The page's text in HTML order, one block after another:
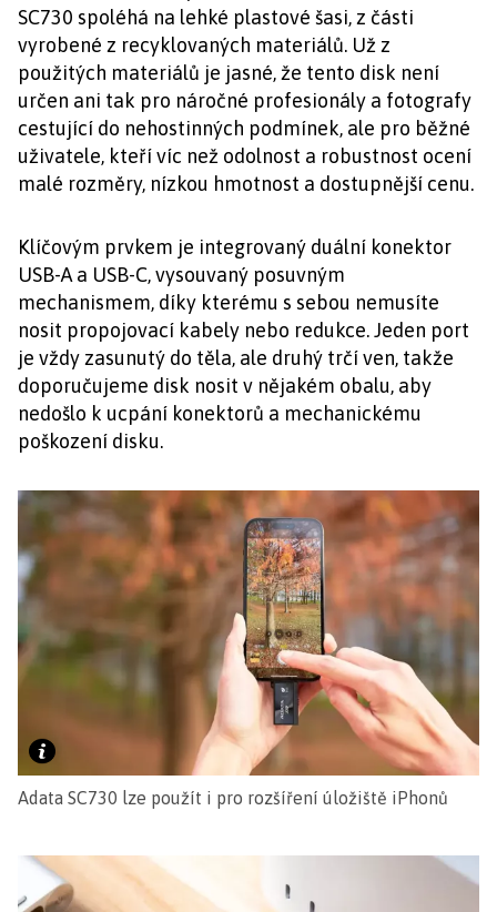
SC730 spoléhá na lehké plastové šasi, z části
vyrobené z recyklovaných materiálů. Už z
použitých materiálů je jasné, že tento disk není
určen ani tak pro náročné profesionály a fotografy
cestující do nehostinných podmínek, ale pro běžné
uživatele, kteří víc než odolnost a robustnost ocení
malé rozměry, nízkou hmotnost a dostupnější cenu.
Klíčovým prvkem je integrovaný duální konektor
USB-A a USB-C, vysouvaný posuvným
mechanismem, díky kterému s sebou nemusíte
nosit propojovací kabely nebo redukce. Jeden port
je vždy zasunutý do těla, ale druhý trčí ven, takže
doporučujeme disk nosit v nějakém obalu, aby
nedošlo k ucpání konektorů a mechanickému
poškození disku.
Adata SC730 lze použít i pro rozšíření úložiště iPhonů